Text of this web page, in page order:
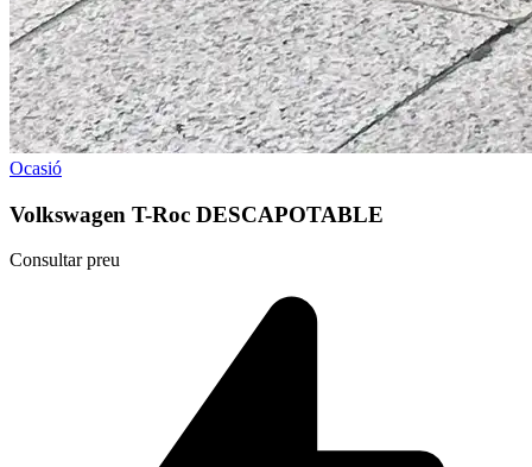
Ocasió
Volkswagen T-Roc DESCAPOTABLE
Consultar preu